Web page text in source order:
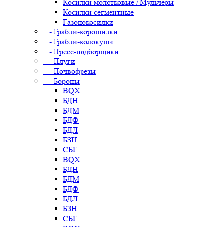
Косилки молотковые / Мульчеры
Косилки сегментные
Газонокосилки
- Грабли-ворошилки
- Грабли-волокуши
- Пресс-подборщики
- Плуги
- Почвофрезы
- Бороны
BQX
БДН
БДМ
БДФ
БДЛ
БЗН
СБГ
BQX
БДН
БДМ
БДФ
БДЛ
БЗН
СБГ